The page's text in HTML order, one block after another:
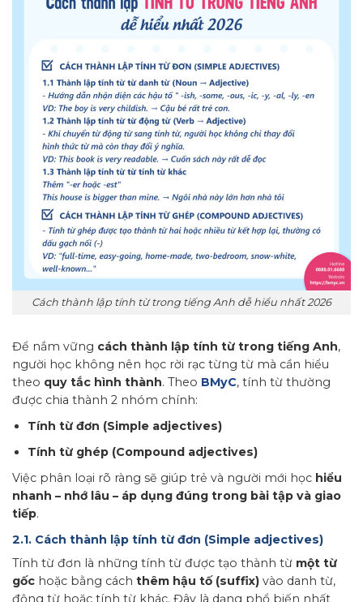
Cách thành lập tính từ trong tiếng Anh dễ hiểu nhất 2026
Để nắm vững cách thành lập tính từ trong tiếng Anh,
người học không nên học rời rạc từng từ mà cần hiểu
theo quy tắc hình thành. Theo BMyC, tính từ thường
được chia thành 2 nhóm chính:
Tính từ đơn (Simple adjectives)
Tính từ ghép (Compound adjectives)
Việc phân loại rõ ràng sẽ giúp trẻ và người mới học hiểu
nhanh – nhớ lâu – áp dụng đúng trong bài tập và giao
tiếp.
2.1. Cách thành lập tính từ đơn (Simple adjectives)
Tính từ đơn là những tính từ được tạo thành từ một từ
gốc hoặc bằng cách thêm hậu tố (suffix) vào danh từ,